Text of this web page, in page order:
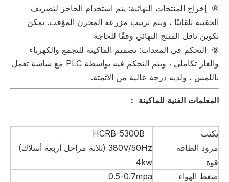
⑧ إخراج المنتجات النهائية: يتم استخدام الحاجز لتصريف
الحقيبة تلقائيًا ، ويتم ترتيب مزرعة المخزن المؤقت. يمكن
تكوين ناقل المنتج النهائي وفقًا للحاجة
⑨ التحكم في المعدات: تصميم الماكينة للتجمع والكهرباء
والغاز تكاملي ، ويتم التحكم فيه بواسطة PLC مع شاشة تعمل
باللمس ، ولديه درجة عالية من الأتمتة.
المعلمات الفنية للماكينة ：
يكتب
مزود الطاقة
380V/50Hz (ثلاثة مراحل أربعة أسلاك)
قوة
4kw
ضغط الهواء
0.5-0.7mpa